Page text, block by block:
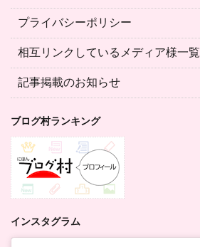
プライバシーポリシー
相互リンクしているメディア様一覧
記事掲載のお知らせ
ブログ村ランキング
インスタグラム